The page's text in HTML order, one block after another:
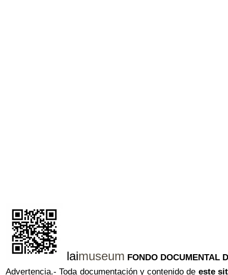
laimuseum FONDO DOCUMENTAL
Advertencia.- Toda documentación y contenido de este